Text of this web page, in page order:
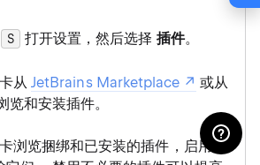
0
S 打开设置，然后选择 插件。
从JetBrains Marketplace
或从
览和安装插件。
浏览捆绑和已安装的插件，启用、